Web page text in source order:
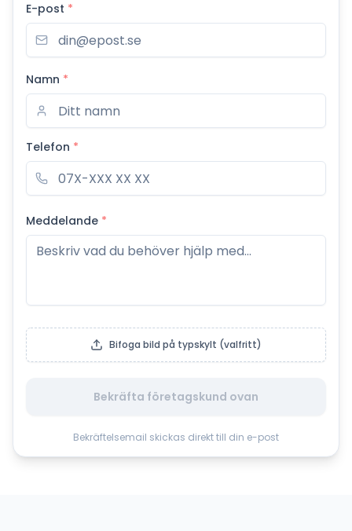
E-post *
Namn *
Telefon *
Meddelande *
Bifoga bild på typskylt (valfritt)
Bekräfta företagskund ovan
Bekräftelsemail skickas direkt till din e-post